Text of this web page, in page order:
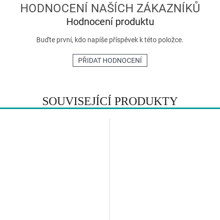
SOUVISEJÍCÍ PRODUKTY
Hodnocení produktu
Buďte první, kdo napíše příspěvek k této položce.
PŘIDAT HODNOCENÍ